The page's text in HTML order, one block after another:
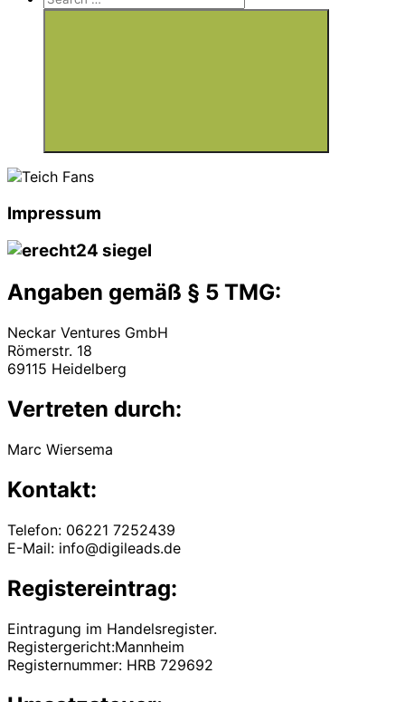
for:
Search
Impressum
Angaben gemäß § 5 TMG:
Neckar Ventures GmbH
Römerstr. 18
69115 Heidelberg
Vertreten durch:
Marc Wiersema
Kontakt:
Telefon: 06221 7252439
E-Mail: info@digileads.de
Registereintrag:
Eintragung im Handelsregister.
Registergericht:Mannheim
Registernummer: HRB 729692